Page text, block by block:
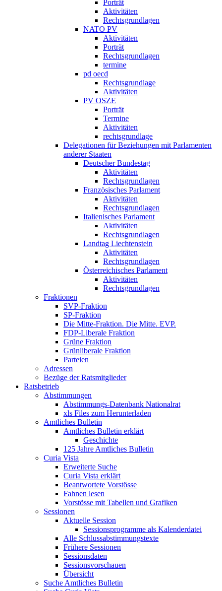
Porträt
Aktivitäten
Rechtsgrundlagen
NATO PV
Aktivitäten
Porträt
Rechtsgrundlagen
termine
pd oecd
Rechtsgrundlage
Aktivitäten
PV OSZE
Porträt
Termine
Aktivitäten
rechtsgrundlage
Delegationen für Beziehungen mit Parlamenten
anderer Staaten
Deutscher Bundestag
Aktivitäten
Rechtsgrundlagen
Französisches Parlament
Aktivitäten
Rechtsgrundlagen
Italienisches Parlament
Aktivitäten
Rechtsgrundlagen
Landtag Liechtenstein
Aktivitäten
Rechtsgrundlagen
Österreichisches Parlament
Aktivitäten
Rechtsgrundlagen
Fraktionen
SVP-Fraktion
SP-Fraktion
Die Mitte-Fraktion. Die Mitte. EVP.
FDP-Liberale Fraktion
Grüne Fraktion
Grünliberale Fraktion
Parteien
Adressen
Bezüge der Ratsmitglieder
Ratsbetrieb
Abstimmungen
Abstimmungs-Datenbank Nationalrat
xls Files zum Herunterladen
Amtliches Bulletin
Amtliches Bulletin erklärt
Geschichte
125 Jahre Amtliches Bulletin
Curia Vista
Erweiterte Suche
Curia Vista erklärt
Beantwortete Vorstösse
Fahnen lesen
Vorstösse mit Tabellen und Grafiken
Sessionen
Aktuelle Session
Sessionsprogramme als Kalenderdatei
Alle Schlussabstimmungstexte
Frühere Sessionen
Sessionsdaten
Sessionsvorschauen
Übersicht
Suche Amtliches Bulletin